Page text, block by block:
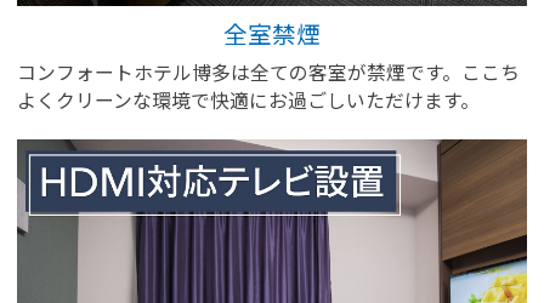
全室禁煙
コンフォートホテル博多は全ての客室が禁煙です。ここち
よくクリーンな環境で快適にお過ごしいただけます。